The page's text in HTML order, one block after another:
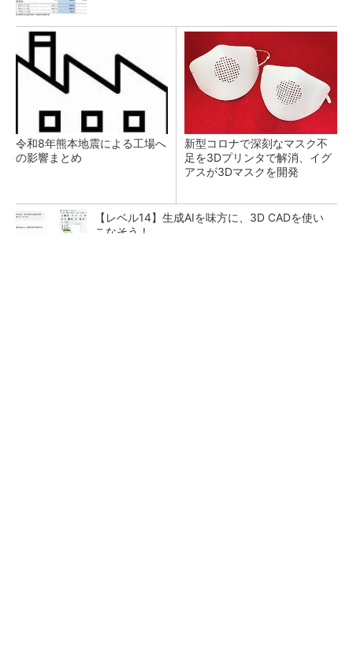
令和8年熊本地震による工場へ
の影響まとめ
新型コロナで深刻なマスク不
足を3Dプリンタで解消、イグ
アスが3Dマスクを開発
【レベル14】生成AIを味方に、3D CADを使い
こなそう！